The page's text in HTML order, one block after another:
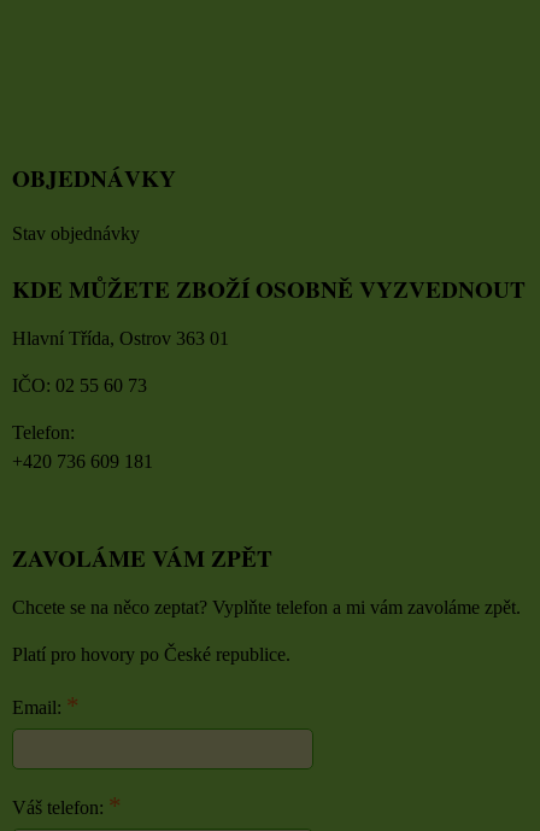
OBJEDNÁVKY
Stav objednávky
KDE MŮŽETE ZBOŽÍ OSOBNĚ VYZVEDNOUT
Hlavní Třída, Ostrov 363 01
IČO: 02 55 60 73
Telefon:
+420 736 609 181
ZAVOLÁME VÁM ZPĚT
Chcete se na něco zeptat? Vyplňte telefon a mi vám zavoláme zpět.
Platí pro hovory po České republice.
Email: *
Váš telefon: *